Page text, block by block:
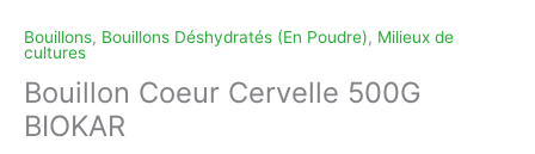
Bouillons, Bouillons Déshydratés (En Poudre), Milieux de
cultures
Bouillon Coeur Cervelle 500G
BIOKAR